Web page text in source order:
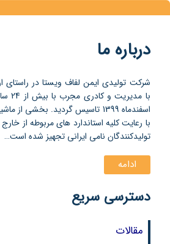
درباره ما
شرکت تولیدی ایمن لفاف ویستا در
با
اسفندماه 1399 تاسیس گردید. بخشی
با رعایت کلیه استاندارد های مربوطه از
تولیدکنندگان نامی ایرانی تجهیز شده است…
ادامه
دسترسی سریع
مقالات